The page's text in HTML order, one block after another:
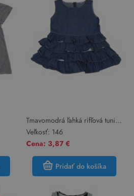
Tmavomodrá ľahká rifľová tunika
s vrstvením
Veľkosť: 146
Cena: 3,87 €
Pridať do košíka